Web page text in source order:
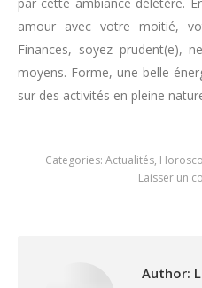
amour avec votre moitié,
Finances, soyez prudent(e),
moyens. Forme, une belle
sur des activités en pleine
Categories: Actualités,
Laisser un
Author: